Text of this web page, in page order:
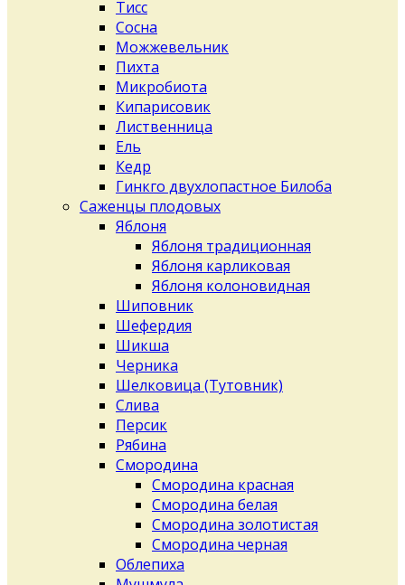
Тисс
Сосна
Можжевельник
Пихта
Микробиота
Кипарисовик
Лиственница
Ель
Кедр
Гинкго двухлопастное Билоба
Саженцы плодовых
Яблоня
Яблоня традиционная
Яблоня карликовая
Яблоня колоновидная
Шиповник
Шефердия
Шикша
Черника
Шелковица (Тутовник)
Слива
Персик
Рябина
Смородина
Смородина красная
Смородина белая
Смородина золотистая
Смородина черная
Облепиха